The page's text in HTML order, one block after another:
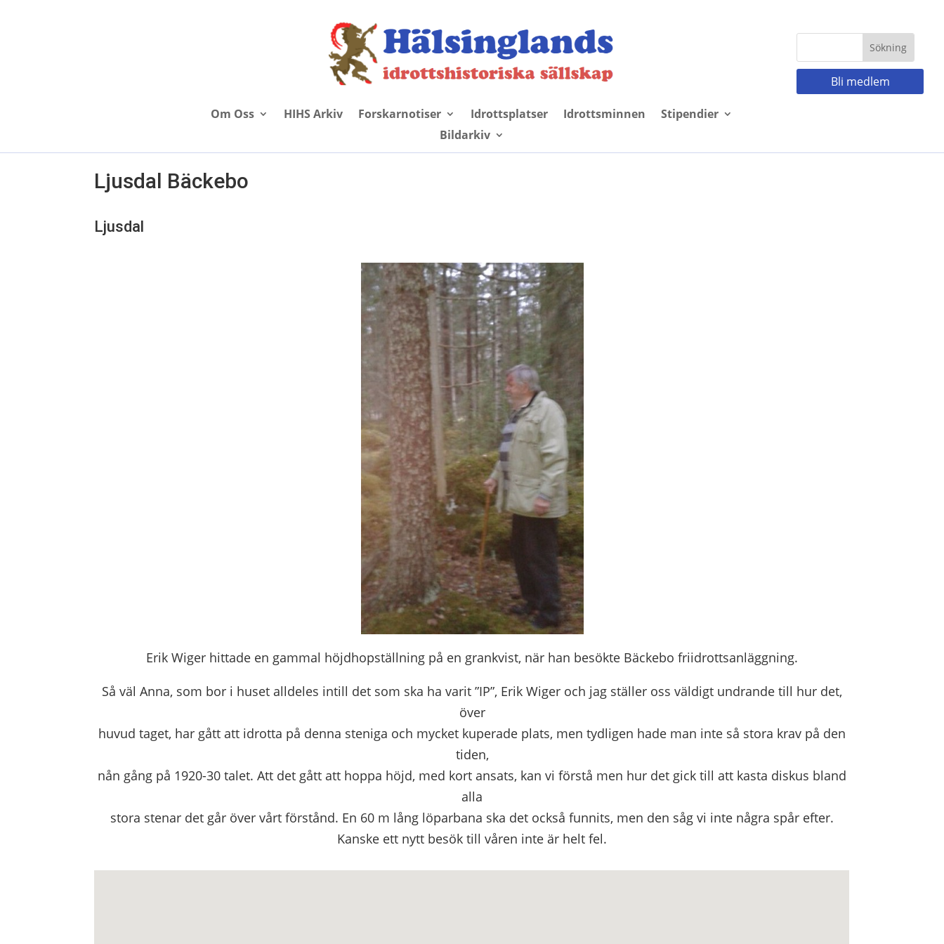
Om Oss HIHS Arkiv Forskarnotiser Idrottsplatser Idrottsminnen
Stipendier
Bildarkiv
Bli medlem
Ljusdal Bäckebo
Ljusdal
Erik Wiger hittade en gammal höjdhopställning på en grankvist, när han besökte Bäckebo friidrottsanläggning.
Så väl Anna, som bor i huset alldeles intill det som ska ha varit ”IP”, Erik Wiger och jag ställer oss väldigt undrande till hur det,
över
huvud taget, har gått att idrotta på denna steniga och mycket kuperade plats, men tydligen hade man inte så stora krav på den
tiden,
nån gång på 1920-30 talet. Att det gått att hoppa höjd, med kort ansats, kan vi förstå men hur det gick till att kasta diskus bland
alla
stora stenar det går över vårt förstånd. En 60 m lång löparbana ska det också funnits, men den såg vi inte några spår efter.
Kanske ett nytt besök till våren inte är helt fel.